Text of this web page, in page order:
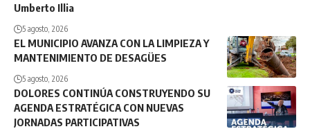
Umberto Illia
5 agosto, 2026
EL MUNICIPIO AVANZA CON LA LIMPIEZA Y
MANTENIMIENTO DE DESAGÜES
5 agosto, 2026
DOLORES CONTINÚA CONSTRUYENDO SU
AGENDA ESTRATÉGICA CON NUEVAS
JORNADAS PARTICIPATIVAS